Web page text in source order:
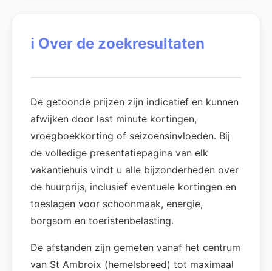
ℹ️ Over de zoekresultaten
De getoonde prijzen zijn indicatief en kunnen
afwijken door last minute kortingen,
vroegboekkorting of seizoensinvloeden. Bij
de volledige presentatiepagina van elk
vakantiehuis vindt u alle bijzonderheden over
de huurprijs, inclusief eventuele kortingen en
toeslagen voor schoonmaak, energie,
borgsom en toeristenbelasting.
De afstanden zijn gemeten vanaf het centrum
van St Ambroix (hemelsbreed) tot maximaal